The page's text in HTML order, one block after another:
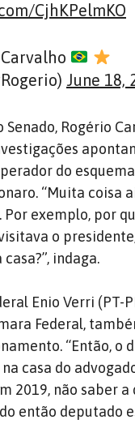
CjhKPelmKO
June 18,
Senado, Rogério
do
“Muita coisa
Por exemplo, por
o
indaga.
Enio Verri (PT-
Federal,
“Então, o
casa do
2019, não saber
então deputado